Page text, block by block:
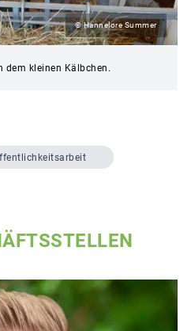
© Hannelore Summer
dem kleinen Kälbchen.